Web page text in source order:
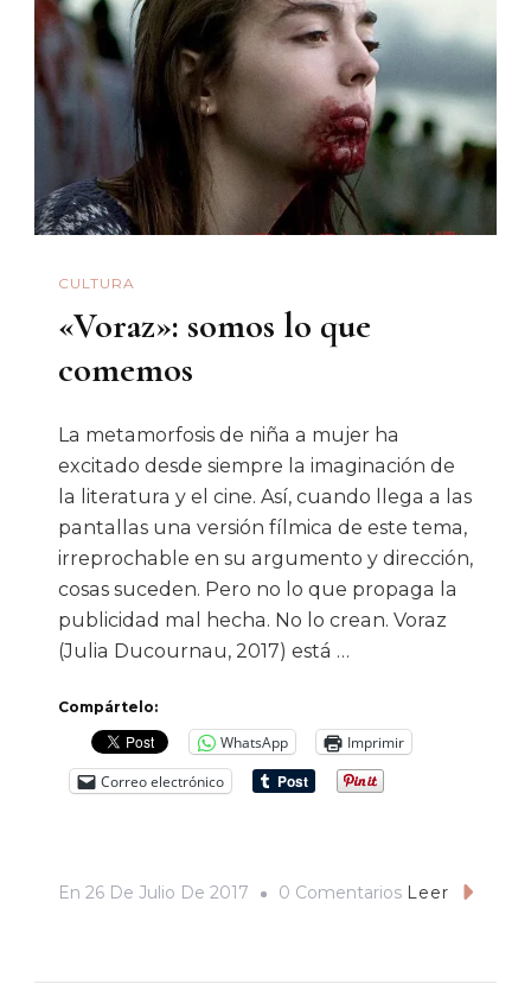
Ciudadano
Anticorrupción
De
Sonora
CULTURA
«Voraz»: somos lo que
comemos
La metamorfosis de niña a mujer ha
excitado desde siempre la imaginación de
la literatura y el cine. Así, cuando llega a las
pantallas una versión fílmica de este tema,
irreprochable en su argumento y dirección,
cosas suceden. Pero no lo que propaga la
publicidad mal hecha. No lo crean. Voraz
(Julia Ducournau, 2017) está …
Compártelo:
WhatsApp
Imprimir
Correo electrónico
En 26 De Julio De 2017 0 ComentariosEnLeer